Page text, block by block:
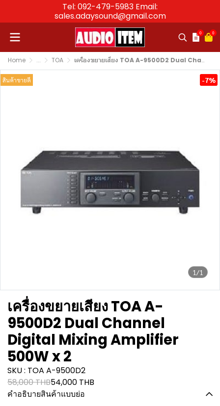
Tel: 092-479-5983 Email:
sales.adaysound@gmail.com
0 0
Home ... TOA เครื่องขยายเสียง TOA A-9500D2 Dual Channel Digital Mixing Amplifier 500W x 2
1/1
สินค้าขายดี -7%
เครื่องขยายเสียง TOA A-
9500D2 Dual Channel
Digital Mixing Amplifier
500W x 2
SKU : TOA A-9500D2
58,000 THB54,000 THB
คำอธิบายสินค้าแบบย่อ